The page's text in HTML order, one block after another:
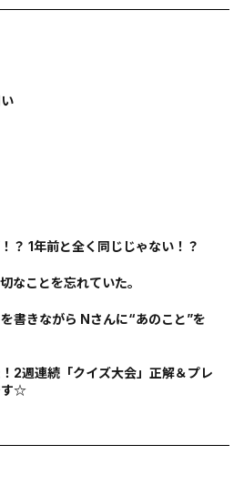
？ 1年前と全く同じじゃない！？
なことを忘れていた。
書きながら Nさんに“あのこと”を
2週連続「クイズ大会」正解＆プレ
す☆